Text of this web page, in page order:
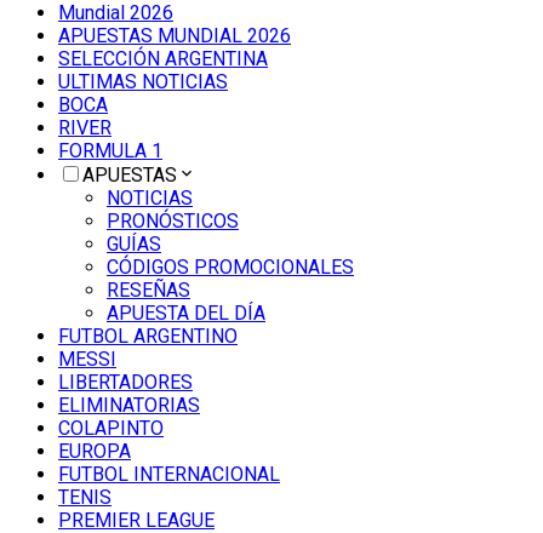
Mundial 2026
APUESTAS MUNDIAL 2026
SELECCIÓN ARGENTINA
ULTIMAS NOTICIAS
BOCA
RIVER
FORMULA 1
APUESTAS
NOTICIAS
PRONÓSTICOS
GUÍAS
CÓDIGOS PROMOCIONALES
RESEÑAS
APUESTA DEL DÍA
FUTBOL ARGENTINO
MESSI
LIBERTADORES
ELIMINATORIAS
COLAPINTO
EUROPA
FUTBOL INTERNACIONAL
TENIS
PREMIER LEAGUE